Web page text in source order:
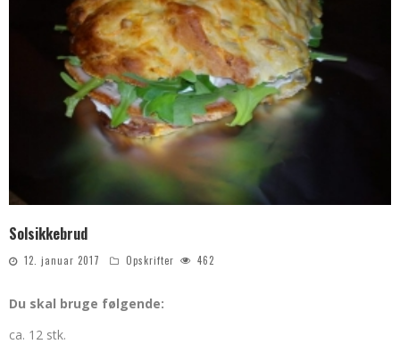
Solsikkebrud
12. januar 2017 Opskrifter 462
Du skal bruge følgende:
ca. 12 stk.